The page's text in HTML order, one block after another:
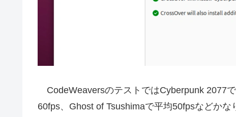
CodeWeaversのテストではCyberpunk 2077
60fps、Ghost of Tsushimaで平均50fpsなどか